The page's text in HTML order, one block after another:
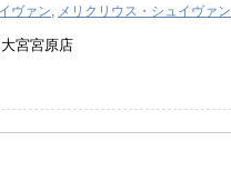
ヴァン, メリクリウス・シュイヴァン
宮宮原店